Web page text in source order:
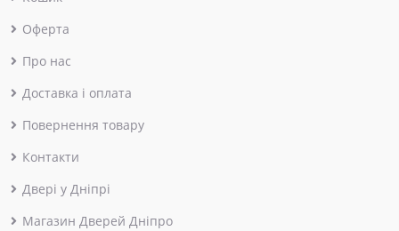
Оферта
Про нас
Доставка і оплата
Повернення товару
Контакти
Двері у Дніпрі
Магазин Дверей Дніпро